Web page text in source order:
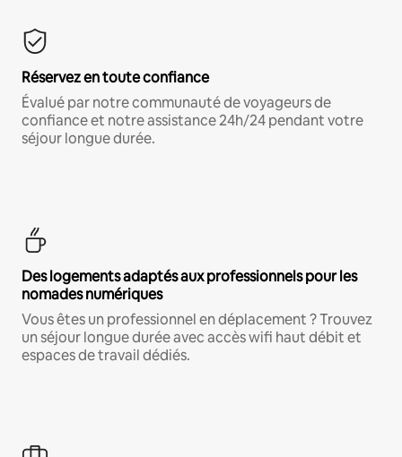
Réservez en toute confiance
Évalué par notre communauté de voyageurs de
confiance et notre assistance 24h/24 pendant votre
séjour longue durée.
Des logements adaptés aux professionnels pour les
nomades numériques
Vous êtes un professionnel en déplacement ? Trouvez
un séjour longue durée avec accès wifi haut débit et
espaces de travail dédiés.